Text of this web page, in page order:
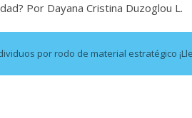
apagones y promesas
de derechos humanos en el
un mercado impulsado por el auge
en La Guaira que hasta ahora no
por rodo de material estratégico